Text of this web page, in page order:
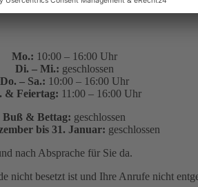
Mo.: 10:00 – 16:00 Uhr
Di. – Mi.: geschlossen
Do. – Sa.: 10:00 – 16:00 Uhr
& Feiertag: 11:00 – 16:00 Uhr
Buß & Bettag: geschlossen
bis 31. Januar: geschlossen
nach Absprache für Sie da.
nicht besetzt ist und Ihre Anrufe nicht